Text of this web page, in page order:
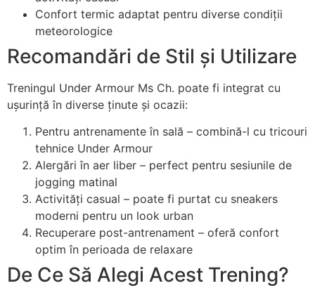
Confort termic adaptat pentru diverse condiții
meteorologice
Recomandări de Stil și Utilizare
Treningul Under Armour Ms Ch. poate fi integrat cu
ușurință în diverse ținute și ocazii:
Pentru antrenamente în sală – combină-l cu tricouri
tehnice Under Armour
Alergări în aer liber – perfect pentru sesiunile de
jogging matinal
Activități casual – poate fi purtat cu sneakers
moderni pentru un look urban
Recuperare post-antrenament – oferă confort
optim în perioada de relaxare
De Ce Să Alegi Acest Trening?